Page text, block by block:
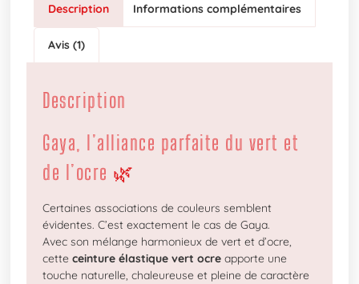
Description Informations complémentaires
Avis (1)
Description
Gaya, l’alliance parfaite du vert et
de l’ocre 🌿
Certaines associations de couleurs semblent
évidentes. C’est exactement le cas de Gaya.
Avec son mélange harmonieux de vert et d’ocre,
cetteceinture élastique vert ocre apporte une
touche naturelle, chaleureuse et pleine de caractère